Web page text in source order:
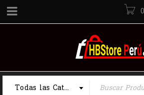
Todas las Categorias